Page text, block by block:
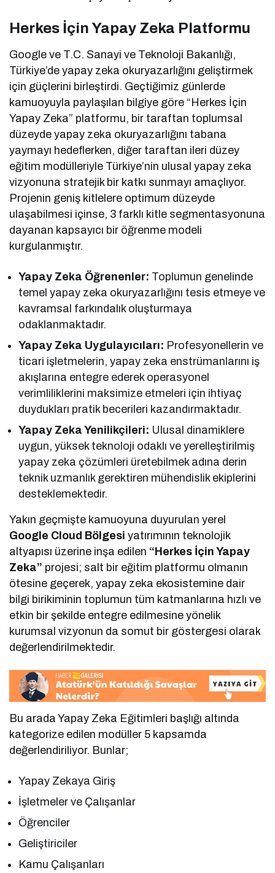
Herkes İçin Yapay Zeka Platformu
Google ve T.C. Sanayi ve Teknoloji Bakanlığı,
Türkiye’de yapay zeka okuryazarlığını geliştirmek
için güçlerini birleştirdi. Geçtiğimiz günlerde
kamuoyuyla paylaşılan bilgiye göre “Herkes İçin
Yapay Zeka” platformu, bir taraftan toplumsal
düzeyde yapay zeka okuryazarlığını tabana
yaymayı hedeflerken, diğer taraftan ileri düzey
eğitim modülleriyle Türkiye’nin ulusal yapay zeka
vizyonuna stratejik bir katkı sunmayı amaçlıyor.
Projenin geniş kitlelere optimum düzeyde
ulaşabilmesi içinse, 3 farklı kitle segmentasyonuna
dayanan kapsayıcı bir öğrenme modeli
kurgulanmıştır.
Yapay Zeka Öğrenenler: Toplumun genelinde
temel yapay zeka okuryazarlığını tesis etmeye ve
kavramsal farkındalık oluşturmaya
odaklanmaktadır.
Yapay Zeka Uygulayıcıları: Profesyonellerin ve
ticari işletmelerin, yapay zeka enstrümanlarını iş
akışlarına entegre ederek operasyonel
verimliliklerini maksimize etmeleri için ihtiyaç
duydukları pratik becerileri kazandırmaktadır.
Yapay Zeka Yenilikçileri: Ulusal dinamiklere
uygun, yüksek teknoloji odaklı ve yerelleştirilmiş
yapay zeka çözümleri üretebilmek adına derin
teknik uzmanlık gerektiren mühendislik ekiplerini
desteklemektedir.
Yakın geçmişte kamuoyuna duyurulan yerel
Google Cloud Bölgesi yatırımının teknolojik
altyapısı üzerine inşa edilen “Herkes İçin Yapay
Zeka” projesi; salt bir eğitim platformu olmanın
ötesine geçerek, yapay zeka ekosistemine dair
bilgi birikiminin toplumun tüm katmanlarına hızlı ve
etkin bir şekilde entegre edilmesine yönelik
kurumsal vizyonun da somut bir göstergesi olarak
değerlendirilmektedir.
Bu arada Yapay Zeka Eğitimleri başlığı altında
kategorize edilen modüller 5 kapsamda
değerlendiriliyor. Bunlar;
Yapay Zekaya Giriş
İşletmeler ve Çalışanlar
Öğrenciler
Geliştiriciler
Kamu Çalışanları